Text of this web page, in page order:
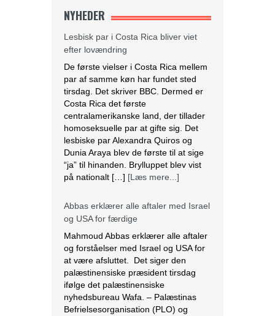
NYHEDER
Lesbisk par i Costa Rica bliver viet
efter lovændring
De første vielser i Costa Rica mellem
par af samme køn har fundet sted
tirsdag. Det skriver BBC. Dermed er
Costa Rica det første
centralamerikanske land, der tillader
homoseksuelle par at gifte sig. Det
lesbiske par Alexandra Quiros og
Dunia Araya blev de første til at sige
“ja” til hinanden. Brylluppet blev vist
på nationalt […] [Læs mere...]
Abbas erklærer alle aftaler med Israel
og USA for færdige
Mahmoud Abbas erklærer alle aftaler
og forståelser med Israel og USA for
at være afsluttet. Det siger den
palæstinensiske præsident tirsdag
ifølge det palæstinensiske
nyhedsbureau Wafa. – Palæstinas
Befrielsesorganisation (PLO) og